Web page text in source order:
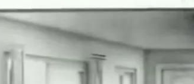
En boca de todos
23 FEB 2024 - 14:10h.
El jefe de bomberos de Alcorcón
incendio en casa